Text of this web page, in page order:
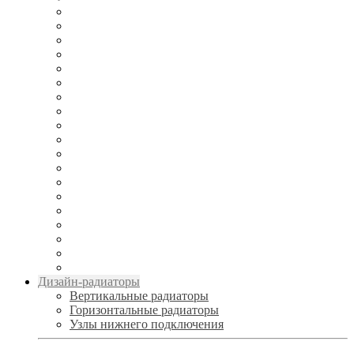
Дизайн-радиаторы
Вертикальные радиаторы
Горизонтальные радиаторы
Узлы нижнего подключения